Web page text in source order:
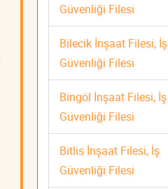
Güvenliği Filesi
Bilecik İnşaat Filesi, İş
Güvenliği Filesi
Bingöl İnşaat Filesi, İş
Güvenliği Filesi
Bitlis İnşaat Filesi, İş
Güvenliği Filesi